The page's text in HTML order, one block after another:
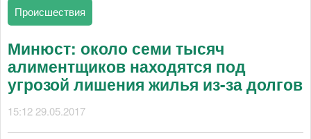
Происшествия
Минюст: около семи тысяч
алиментщиков находятся под
угрозой лишения жилья из-за долгов
15:12 29.05.2017